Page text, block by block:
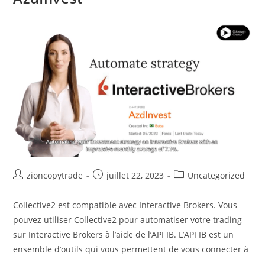
Auteur/autrice
la
zioncopytrade
Publication
juillet 22, 2023
PostUncategorized
Collective2 est compatible avec Interactive Brokers. Vous
pouvez utiliser Collective2 pour automatiser votre trading
sur Interactive Brokers à l’aide de l’API IB. L’API IB est un
ensemble d’outils qui vous permettent de vous connecter à